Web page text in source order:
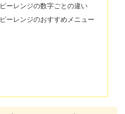
ーレンジの数字ごとの違い
ーレンジのおすすめメニュー